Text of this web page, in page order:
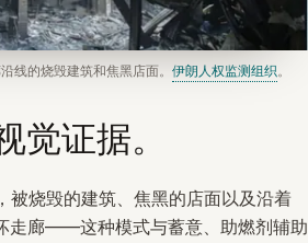
觉证据。
被烧毁的建筑、焦黑的店面以及沿着
走廊——这种模式与蓄意、助燃剂辅助
线的烧毁建筑和焦黑店面。 伊朗人权监测组织。